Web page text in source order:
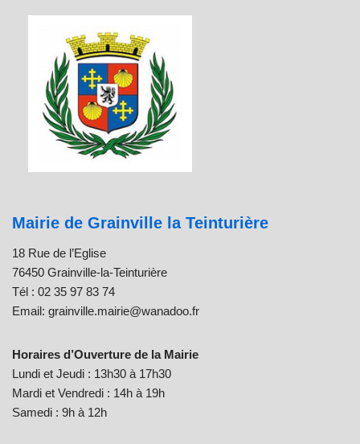
Mairie de Grainville la Teinturière
18 Rue de l’Eglise
76450 Grainville-la-Teinturière
Tél : 02 35 97 83 74
Email: grainville.mairie@wanadoo.fr
Horaires d’Ouverture de la Mairie
Lundi et Jeudi : 13h30 à 17h30
Mardi et Vendredi : 14h à 19h
Samedi : 9h à 12h